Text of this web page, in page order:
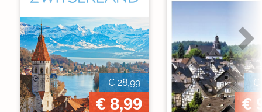
€ 28,99
€ 8,99
€
€